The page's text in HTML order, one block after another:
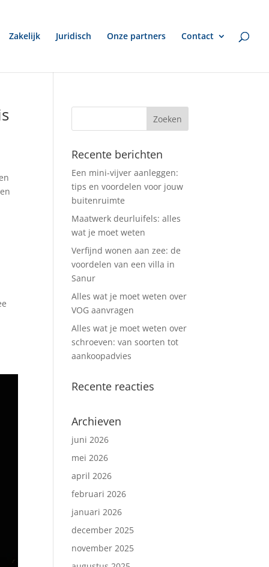
Zakelijk Juridisch Onze partners Contact
Recente berichten
Een mini-vijver aanleggen:
tips en voordelen voor jouw
buitenruimte
Maatwerk deurluifels: alles
wat je moet weten
Verfijnd wonen aan zee: de
voordelen van een villa in
Sanur
Alles wat je moet weten over
VOG aanvragen
Alles wat je moet weten over
schroeven: van soorten tot
aankoopadvies
Recente reacties
Archieven
juni 2026
mei 2026
april 2026
februari 2026
januari 2026
december 2025
november 2025